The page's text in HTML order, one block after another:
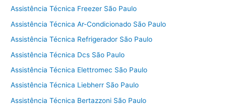
Assistência Técnica Freezer São Paulo
Assistência Técnica Ar-Condicionado São Paulo
Assistência Técnica Refrigerador São Paulo
Assistência Técnica Dcs São Paulo
Assistência Técnica Elettromec São Paulo
Assistência Técnica Liebherr São Paulo
Assistência Técnica Bertazzoni São Paulo